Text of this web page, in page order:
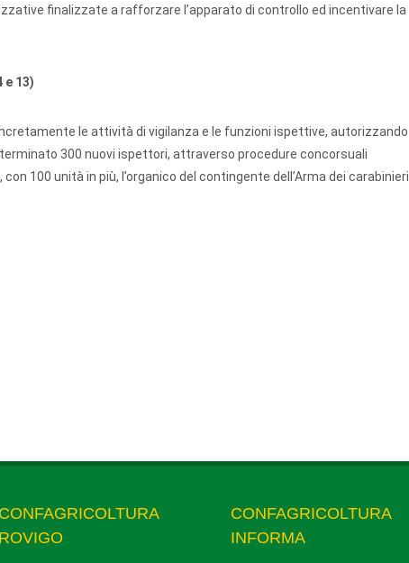
finalizzate a rafforzare l’apparato di controllo ed incentivare la
13)
le attività di vigilanza e le funzioni ispettive, autorizzando
300 nuovi ispettori, attraverso procedure concorsuali
100 unità in più, l’organico del contingente dell’Arma dei carabinieri
CONFAGRICOLTURA
ROVIGO
CONFAGRICOLTURA
INFORMA